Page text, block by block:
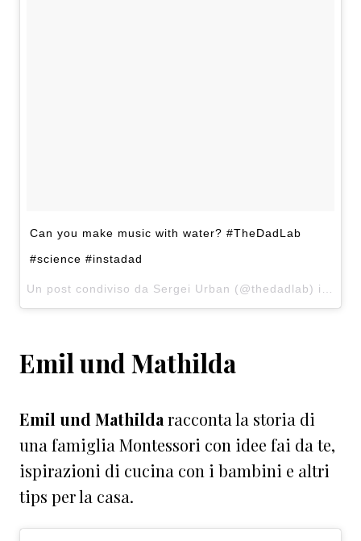
Can you make music with water? #TheDadLab
#science #instadad
Emil und Mathilda
Emil und Mathilda racconta la storia di
una famiglia Montessori con idee fai da te,
ispirazioni di cucina con i bambini e altri
tips per la casa.